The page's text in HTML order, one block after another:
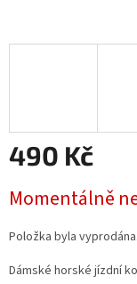
490 Kč
cena:
Momentálně
Položka byla
Dámské horské jízdní